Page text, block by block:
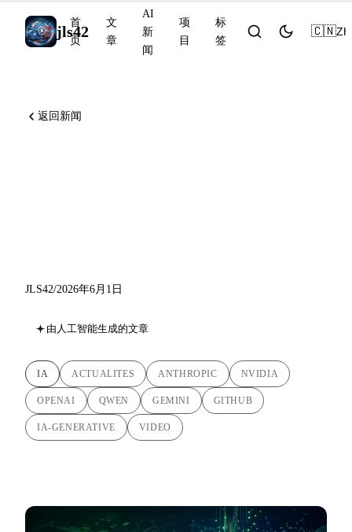
jls42
首
页
文
章
AI
新
闻
项
目
标
签
🇨🇳ZH
返回新闻
JLS42/2026年6月1日
由人工智能生成的文章
IA ACTUALITES ANTHROPIC NVIDIA
OPENAI QWEN GEMINI GITHUB
IA-GENERATIVE VIDEO